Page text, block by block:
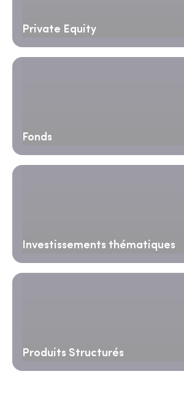
Private Equity
Fonds
Investissements thématiques
Produits Structurés